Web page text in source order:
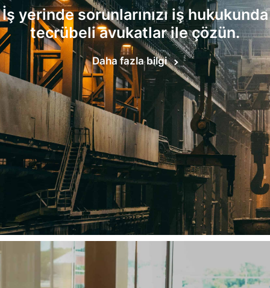
İş yerinde sorunlarınızı iş hukukunda
tecrübeli avukatlar ile çözün.
Daha fazla bilgi